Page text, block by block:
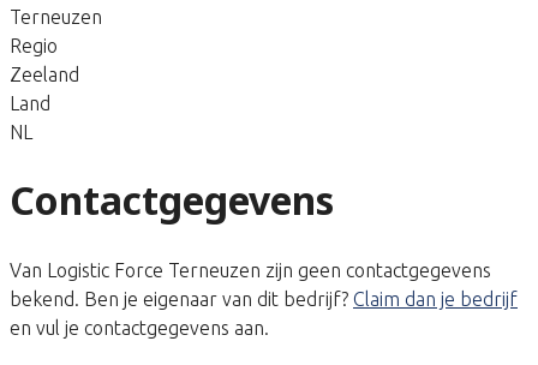
Terneuzen
Regio
Zeeland
Land
NL
Contactgegevens
Van Logistic Force Terneuzen zijn geen contactgegevens
bekend. Ben je eigenaar van dit bedrijf? Claim dan je bedrijf
en vul je contactgegevens aan.